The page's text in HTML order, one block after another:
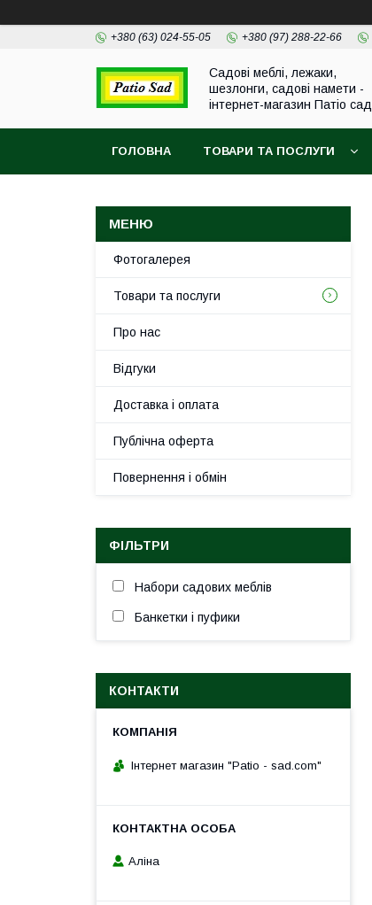
+380 (63) 024-55-05 +380 (97) 288-22-66
Садові меблі, лежаки,
шезлонги, садові намети -
інтернет-магазин Патіо сад
ГОЛОВНА ТОВАРИ ТА ПОСЛУГИ
Фотогалерея
Товари та послуги
Про нас
Відгуки
Доставка і оплата
Публічна оферта
Повернення і обмін
ФІЛЬТРИ
Набори садових меблів
Банкетки і пуфики
КОНТАКТИ
Інтернет магазин "Patio - sad.com"
Аліна